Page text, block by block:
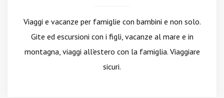
Viaggi e vacanze per famiglie con bambini e non solo.
Gite ed escursioni con i figli, vacanze al mare e in
montagna, viaggi all'estero con la famiglia. Viaggiare
sicuri.